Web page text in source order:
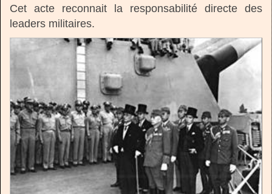
Cet acte reconnait la responsabilité directe des
leaders militaires.